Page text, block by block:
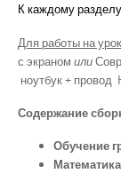
К каждому
Для работы на
с экраном или
ноутбук + провод
Содержание
Обучение